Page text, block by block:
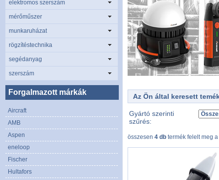
Az Ön által keresett
Gyártó szerinti
szűrés:
összesen 4 db termék felelt meg
elektromos szerszám
mérőműszer
munkaruházat
rögzítéstechnika
segédanyag
szerszám
Forgalmazott márkák
Aircraft
AMB
Aspen
eneloop
Fischer
Hultafors